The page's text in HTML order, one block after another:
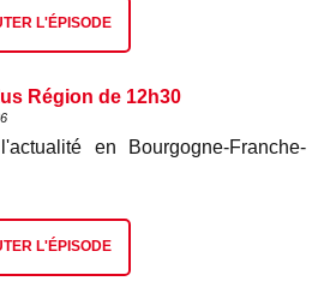
L'ÉPISODE
Région de 12h30
en Bourgogne-Franche-
L'ÉPISODE